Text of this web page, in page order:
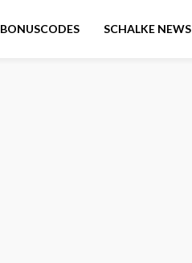
BONUSCODES SCHALKE NEWS